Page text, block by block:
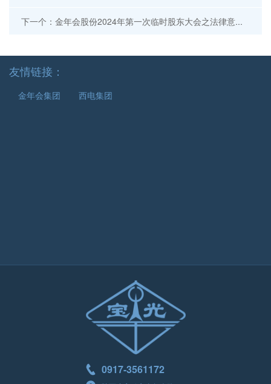
下一个：金年会股份2024年第一次临时股东大会之法律意见书
友情链接：
金年会集团 西电集团
0917-3561172